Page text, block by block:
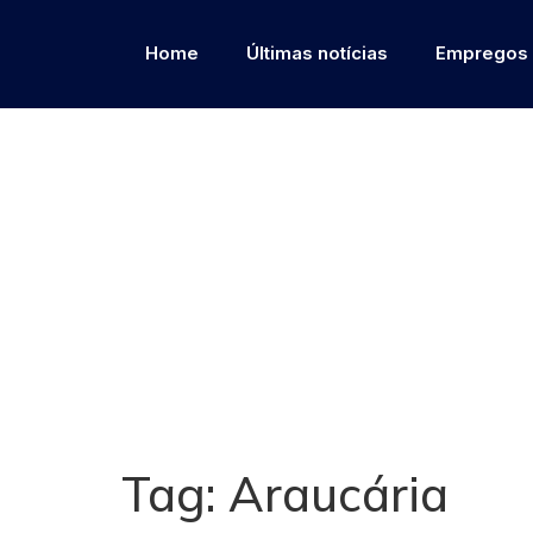
Home Últimas notícias Empregos
Tag: Araucária